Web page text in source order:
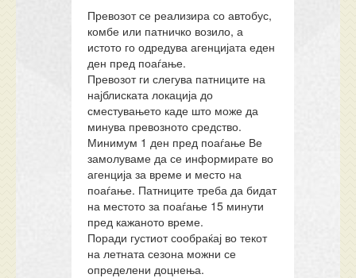
Превозот се реализира со автобус,
комбе или патничко возило, а
истото го одредува агенцијата еден
ден пред поаѓање.
Превозот ги слегува патниците на
најблиската локација до
сместувањето каде што може да
минува превозното средство.
Минимум 1 ден пред поаѓање Ве
замолуваме да се информирате во
агенција за време и место на
поаѓање. Патниците треба да бидат
на местото за поаѓање 15 минути
пред кажаното време.
Поради густиот сообраќај во текот
на летната сезона можни се
определени доцнења.